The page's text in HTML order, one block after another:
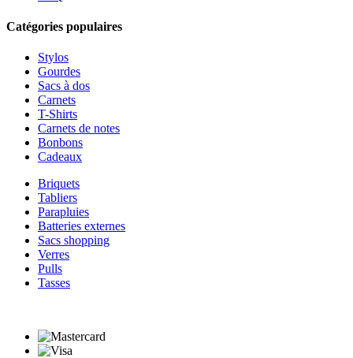
Catégories populaires
Stylos
Gourdes
Sacs à dos
Carnets
T-Shirts
Carnets de notes
Bonbons
Cadeaux
Briquets
Tabliers
Parapluies
Batteries externes
Sacs shopping
Verres
Pulls
Tasses